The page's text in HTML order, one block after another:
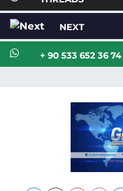
NEXT
+ 90 533 652 36 74